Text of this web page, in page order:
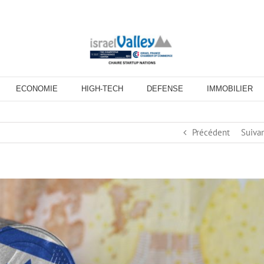
ECONOMIE HIGH-TECH DEFENSE IMMOBILIER
Précédent